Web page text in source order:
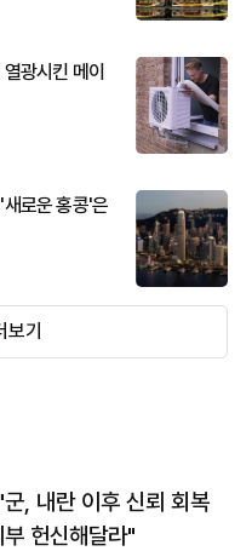
광시킨 메이
로운 홍콩'은
보기
, 내란 이후 신뢰 회복
헌신해달라"